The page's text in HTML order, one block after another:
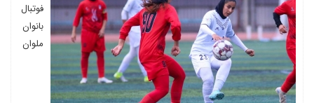
فوتبال
بانوان
ملوان